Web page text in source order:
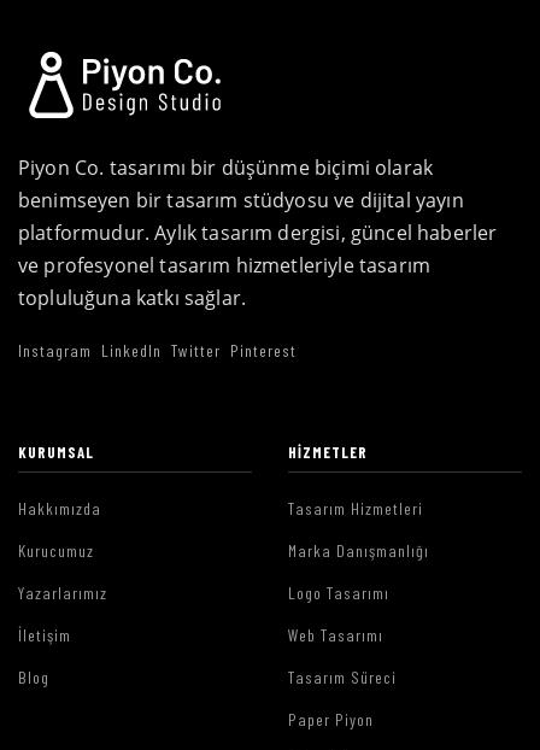
Piyon Co. tasarımı bir düşünme biçimi olarak
benimseyen bir tasarım stüdyosu ve dijital yayın
platformudur. Aylık tasarım dergisi, güncel haberler
ve profesyonel tasarım hizmetleriyle tasarım
topluluğuna katkı sağlar.
Instagram LinkedIn Twitter Pinterest
KURUMSAL
Hakkımızda
Kurucumuz
Yazarlarımız
İletişim
Blog
HIZMETLER
Tasarım Hizmetleri
Marka Danışmanlığı
Logo Tasarımı
Web Tasarımı
Tasarım Süreci
Paper Piyon